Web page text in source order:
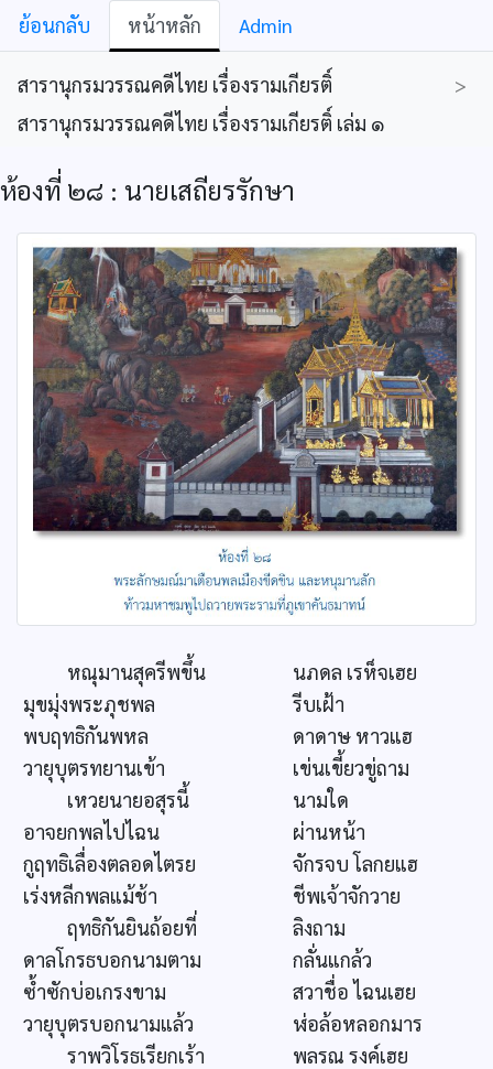
ย้อนกลับ หน้าหลัก Admin
สารานุกรมวรรณคดีไทย เรื่องรามเกียรติ์
>
สารานุกรมวรรณคดีไทย เรื่องรามเกียรติ์ เล่ม ๑
ห้องที่ ๒๘ : นายเสถียรรักษา
หณุมานสุครีพขึ้น
นภดล เรห็จเฮย
มุขมุ่งพระภุชพล
รีบเฝ้า
พบฤทธิกันพหล
ดาดาษ หาวแฮ
วายุบุตรทยานเข้า
เข่นเขี้ยวขู่ถาม
เหวยนายอสุรนี้
นามใด
อาจยกพลไปไฉน
ผ่านหน้า
กูฤทธิเลื่องตลอดไตรย
จักรจบ โลกยแฮ
เร่งหลีกพลแม้ช้า
ชีพเจ้าจักวาย
ฤทธิกันยินถ้อยที่
ลิงถาม
ดาลโกรธบอกนามตาม
กลั่นแกล้ว
ซ้ำซักบ่อเกรงขาม
สวาชื่อ ไฉนเฮย
วายุบุตรบอกนามแล้ว
ฬ่อล้อหลอกมาร
ราพวิโรธเรียกเร้า
พลรณ รงค์เฮย